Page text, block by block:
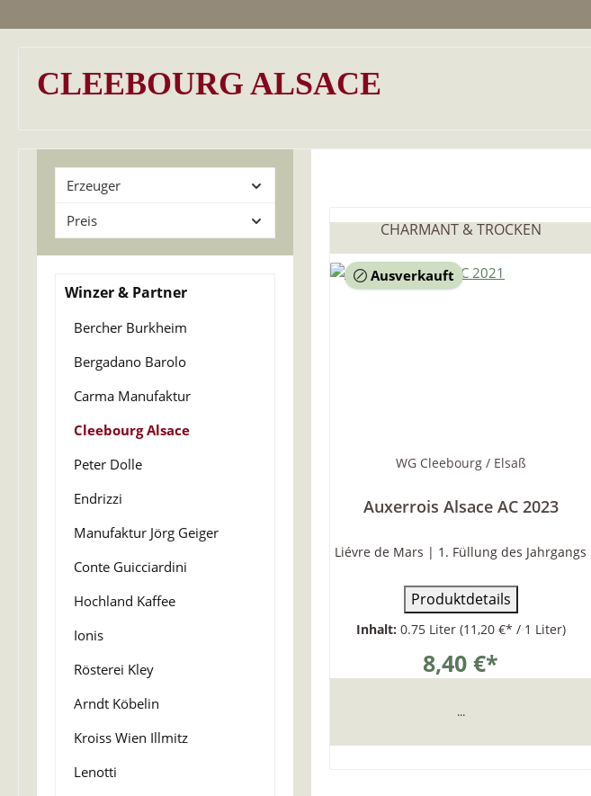
CLEEBOURG ALSACE
Erzeuger
Preis
Winzer & Partner
Bercher Burkheim
Bergadano Barolo
Carma Manufaktur
Cleebourg Alsace
Peter Dolle
Endrizzi
Manufaktur Jörg Geiger
Conte Guicciardini
Hochland Kaffee
Ionis
Rösterei Kley
Arndt Köbelin
Kroiss Wien Illmitz
Lenotti
Ausverkauft
CHARMANT & TROCKEN
WG Cleebourg / Elsaß
Auxerrois Alsace AC 2023
Liévre de Mars | 1. Füllung des Jahrgangs
Produktdetails
Inhalt: 0.75 Liter (11,20 €* / 1 Liter)
8,40 €*
...